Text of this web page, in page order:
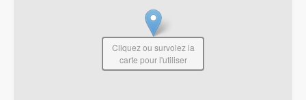
Cliquez ou survolez la
carte pour l'utiliser